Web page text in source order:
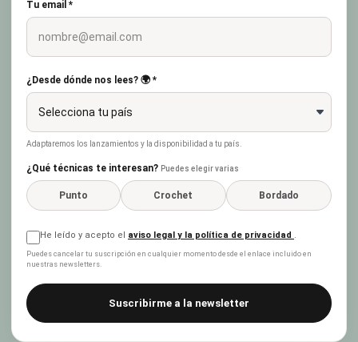
Tu email *
¿Desde dónde nos lees? 🌍 *
Adaptaremos los lanzamientos y la disponibilidad a tu país.
¿Qué técnicas te interesan? Puedes elegir varias
Punto Crochet Bordado
He leído y acepto el aviso legal y la política de privacidad .
Puedes cancelar tu suscripción en cualquier momento desde el enlace incluido en
nuestras newsletters.
Suscribirme a la newsletter